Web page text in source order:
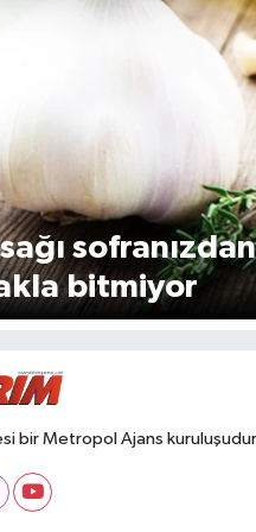
bitmiyor
bir Metropol Ajans